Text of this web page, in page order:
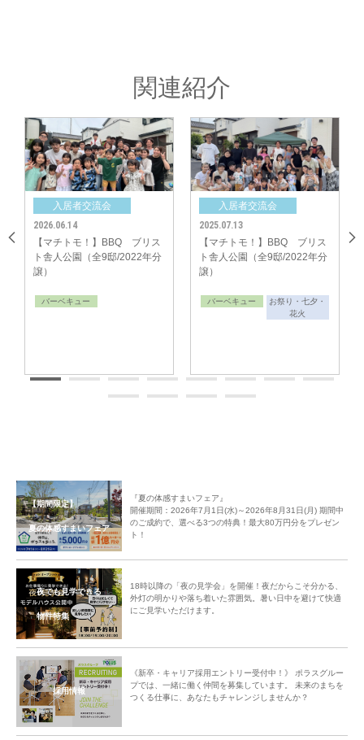
る点も助かりました。」
「今年はハイスペックなBBQコンロやオシャレなイスやテーブルなどが揃
中央グリーン開発㈱では、これからの街の成長を楽しみにしつつ、今後も
「ご入居者様間のコミュニティ形成」のサポートをしてまいります
関連紹介
入居者交流会
2026.06.14
【マチトモ！】BBQ ブリス
ト舎人公園（全9邸/2022年分
譲）
バーベキュー
入居者交流会
2025.07.13
【マチトモ！】BBQ ブリス
ト舎人公園（全9邸/2022年分
譲）
バーベキュー
お祭り・七夕・
【
【期間限定】
夏の体感すまいフェア
『夏の体感すまいフェア』
開催期間：2026年7月1日(水)～2026年8月31日(月) 期間中
のご成約で、選べる3つの特典！最大80万円分をプレゼン
ト！
夜でも見学できる
物件特集
18時以降の「夜の見学会」を開催！夜だからこそ分かる、
外灯の明かりや落ち着いた雰囲気。暑い日中を避けて快適
にご見学いただけます。
採用情報
《新卒・キャリア採用エントリー受付中！》 ポラスグルー
プでは、一緒に働く仲間を募集しています。 未来のまちを
つくる仕事に、あなたもチャレンジしませんか？